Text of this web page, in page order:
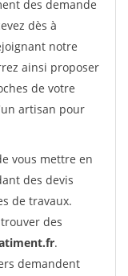
des demande
dès à
notre
ainsi proposer
de votre
artisan pour
vous mettre en
des devis
de travaux.
des
.
demandent